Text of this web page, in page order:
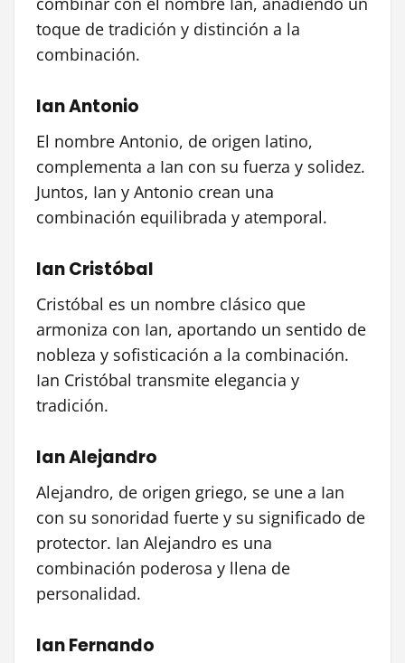
toque de tradición y distinción a la
combinación.
Ian Antonio
El nombre Antonio, de origen latino,
complementa a Ian con su fuerza y solidez.
Juntos, Ian y Antonio crean una
combinación equilibrada y atemporal.
Ian Cristóbal
Cristóbal es un nombre clásico que
armoniza con Ian, aportando un sentido de
nobleza y sofisticación a la combinación.
Ian Cristóbal transmite elegancia y
tradición.
Ian Alejandro
Alejandro, de origen griego, se une a Ian
con su sonoridad fuerte y su significado de
protector. Ian Alejandro es una
combinación poderosa y llena de
personalidad.
Ian Fernando